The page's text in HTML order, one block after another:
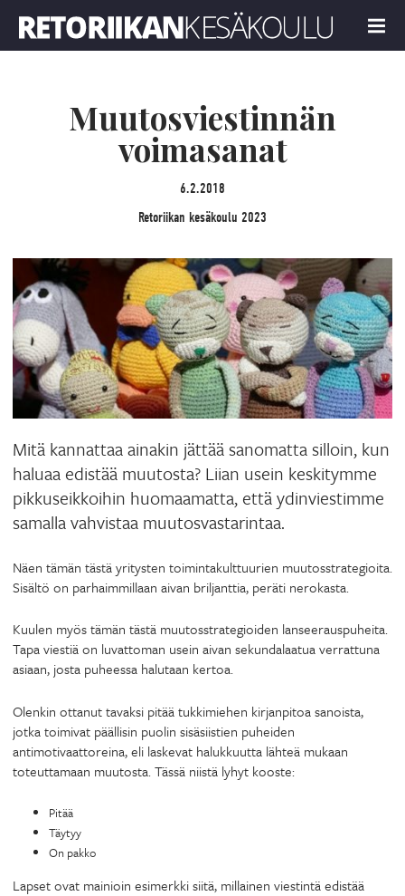
MENU
Muutosviestinnän
voimasanat
6.2.2018
Retoriikan kesäkoulu 2023
Mitä kannattaa ainakin jättää sanomatta silloin, kun
haluaa edistää muutosta? Liian usein keskitymme
pikkuseikkoihin huomaamatta, että ydinviestimme
samalla vahvistaa muutosvastarintaa.
Näen tämän tästä yritysten toimintakulttuurien muutosstrategioita.
Sisältö on parhaimmillaan aivan briljanttia, peräti nerokasta.
Kuulen myös tämän tästä muutosstrategioiden lanseerauspuheita.
Tapa viestiä on luvattoman usein aivan sekundalaatua verrattuna
asiaan, josta puheessa halutaan kertoa.
Olenkin ottanut tavaksi pitää tukkimiehen kirjanpitoa sanoista,
jotka toimivat päällisin puolin sisäsiistien puheiden
antimotivaattoreina, eli laskevat halukkuutta lähteä mukaan
toteuttamaan muutosta. Tässä niistä lyhyt kooste:
Pitää
Täytyy
On pakko
Lapset ovat mainioin esimerkki siitä, millainen viestintä edistää